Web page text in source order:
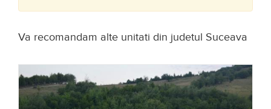
Va recomandam alte unitati din judetul Suceava